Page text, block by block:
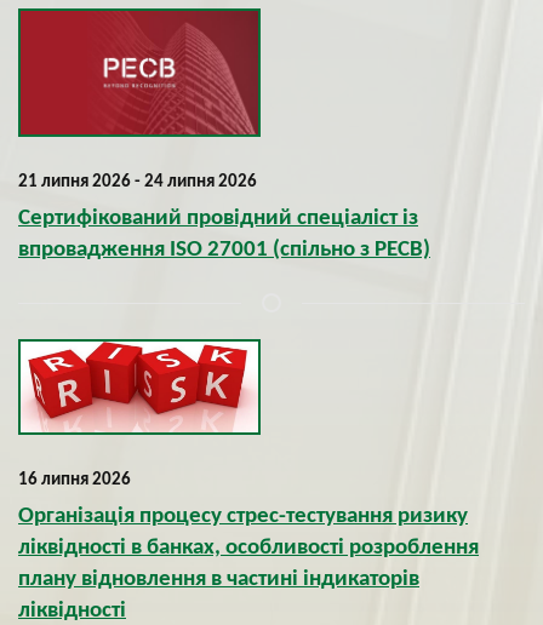
21 липня 2026 - 24 липня 2026
Сертифікований провідний спеціаліст із
впровадження ISO 27001 (спільно з PECB)
16 липня 2026
Організація процесу cтрес-тестування ризику
ліквідності в банках, особливості розроблення
плану відновлення в частині індикаторів
ліквідності